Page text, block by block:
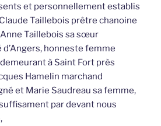
et personnellement establis
Taillebois prêtre chanoine
Anne Taillebois sa sœur
honneste femme
à Saint Fort près
Hamelin marchand
et Marie Saudreau sa femme,
par devant nous